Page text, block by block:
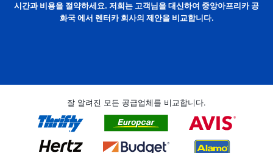
시간과 비용을 절약하세요. 저희는 고객님을 대신하여 중앙아프리카 공
화국 에서 렌터카 회사의 제안을 비교합니다.
잘 알려진 모든 공급업체를 비교합니다.